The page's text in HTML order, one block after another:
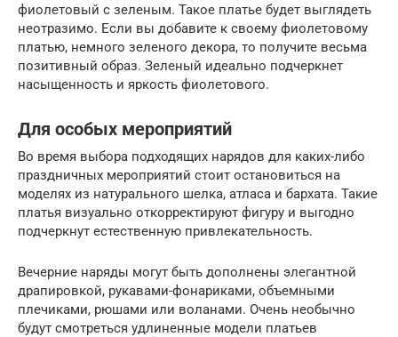
фиолетовый с зеленым. Такое платье будет выглядеть
неотразимо. Если вы добавите к своему фиолетовому
платью, немного зеленого декора, то получите весьма
позитивный образ. Зеленый идеально подчеркнет
насыщенность и яркость фиолетового.
Для особых мероприятий
Во время выбора подходящих нарядов для каких-либо
праздничных мероприятий стоит остановиться на
моделях из натурального шелка, атласа и бархата. Такие
платья визуально откорректируют фигуру и выгодно
подчеркнут естественную привлекательность.
Вечерние наряды могут быть дополнены элегантной
драпировкой, рукавами-фонариками, объемными
плечиками, рюшами или воланами. Очень необычно
будут смотреться удлиненные модели платьев